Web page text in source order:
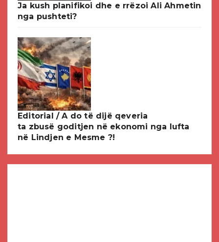
Ja kush planifikoi dhe e rrëzoi Ali Ahmetin
nga pushteti?
Editorial / A do të dijë qeveria
ta zbusë goditjen në ekonomi nga lufta
në Lindjen e Mesme ?!